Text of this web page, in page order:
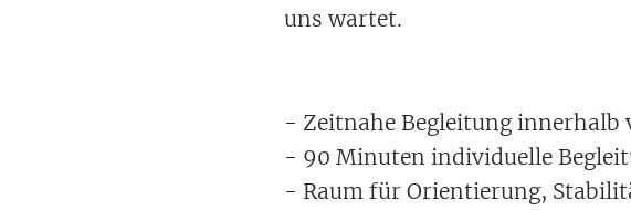
uns wartet.
- Zeitnahe Begleitung innerhalb
- 90 Minuten individuelle
- Raum für Orientierung,